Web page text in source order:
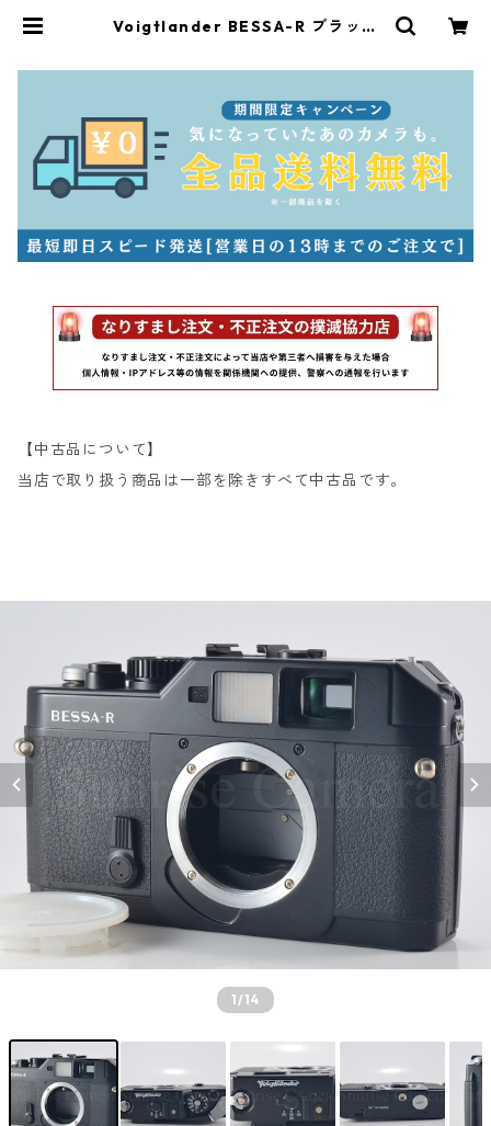
Voigtlander BESSA-R ブラック
専門店
【中古品について】
当店で取り扱う商品は一部を除きすべて中古品です。
1/14